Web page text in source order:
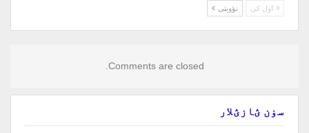
اول کی نؤوبتی
Comments are closed.
سۏن ؽازؽلار